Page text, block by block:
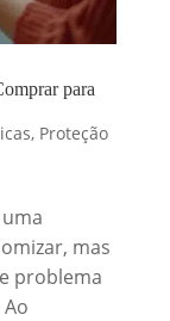
para
, Proteção
mas
problema